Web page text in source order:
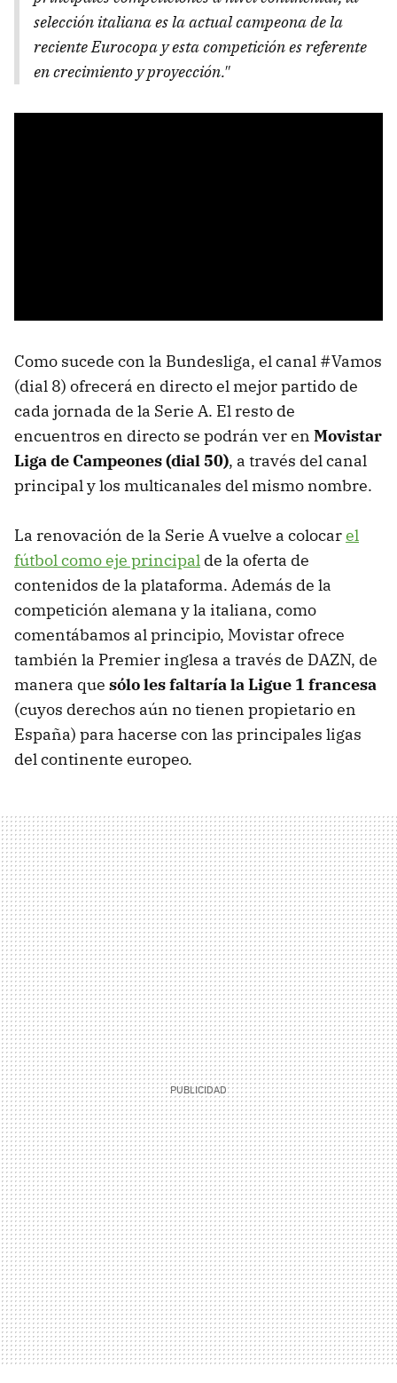
selección italiana es la actual campeona de la
reciente Eurocopa y esta competición es referente
en crecimiento y proyección."
Como sucede con la Bundesliga, el canal #Vamos
(dial 8) ofrecerá en directo el mejor partido de
cada jornada de la Serie A. El resto de
encuentros en directo se podrán ver en Movistar
Liga de Campeones (dial 50), a través del canal
principal y los multicanales del mismo nombre.
La renovación de la Serie A vuelve a colocarel
fútbol como eje principal de la oferta de
contenidos de la plataforma. Además de la
competición alemana y la italiana, como
comentábamos al principio, Movistar ofrece
también la Premier inglesa a través de DAZN, de
manera que sólo les faltaría la Ligue 1 francesa
(cuyos derechos aún no tienen propietario en
España) para hacerse con las principales ligas
del continente europeo.